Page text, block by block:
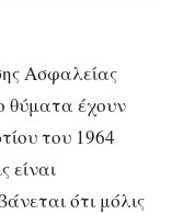
Ασφαλείας
θύματα έχουν
του 1964
είναι
ότι μόλις